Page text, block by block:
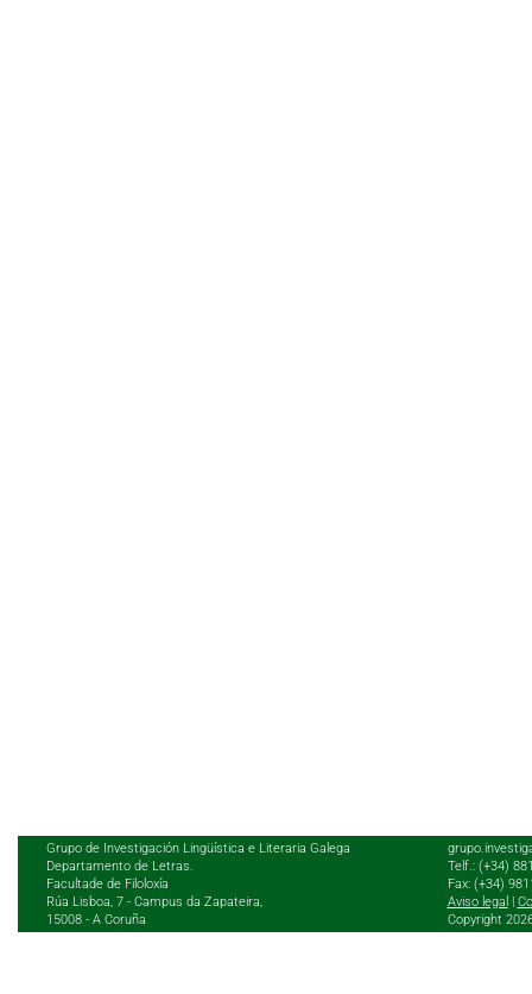
Grupo de Investigación Lingüística e Literaria Galega
Departamento de Letras.
Facultade de Filoloxía
Rúa Lisboa, 7 - Campus da Zapateira,
15008 - A Coruña
Telf.: (+34)
Fax: (+34)
Aviso legal
Copyright